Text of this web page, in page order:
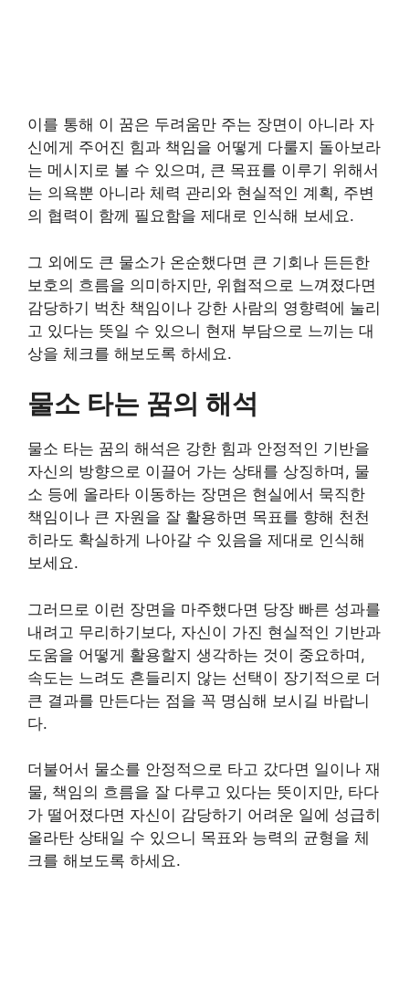
이를 통해 이 꿈은 두려움만 주는 장면이 아니라 자
신에게 주어진 힘과 책임을 어떻게 다룰지 돌아보라
는 메시지로 볼 수 있으며, 큰 목표를 이루기 위해서
는 의욕뿐 아니라 체력 관리와 현실적인 계획, 주변
의 협력이 함께 필요함을 제대로 인식해 보세요.
그 외에도 큰 물소가 온순했다면 큰 기회나 든든한
보호의 흐름을 의미하지만, 위협적으로 느껴졌다면
감당하기 벅찬 책임이나 강한 사람의 영향력에 눌리
고 있다는 뜻일 수 있으니 현재 부담으로 느끼는 대
상을 체크를 해보도록 하세요.
물소 타는 꿈의 해석
물소 타는 꿈의 해석은 강한 힘과 안정적인 기반을
자신의 방향으로 이끌어 가는 상태를 상징하며, 물
소 등에 올라타 이동하는 장면은 현실에서 묵직한
책임이나 큰 자원을 잘 활용하면 목표를 향해 천천
히라도 확실하게 나아갈 수 있음을 제대로 인식해
보세요.
그러므로 이런 장면을 마주했다면 당장 빠른 성과를
내려고 무리하기보다, 자신이 가진 현실적인 기반과
도움을 어떻게 활용할지 생각하는 것이 중요하며,
속도는 느려도 흔들리지 않는 선택이 장기적으로 더
큰 결과를 만든다는 점을 꼭 명심해 보시길 바랍니
다.
더불어서 물소를 안정적으로 타고 갔다면 일이나 재
물, 책임의 흐름을 잘 다루고 있다는 뜻이지만, 타다
가 떨어졌다면 자신이 감당하기 어려운 일에 성급히
올라탄 상태일 수 있으니 목표와 능력의 균형을 체
크를 해보도록 하세요.